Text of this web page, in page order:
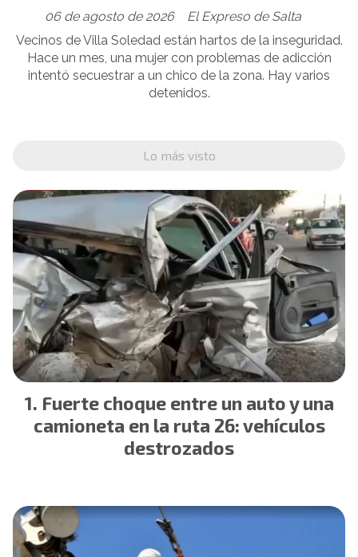
El Expreso de Salta
06 de agosto de 2026
Vecinos de Villa Soledad están hartos de la inseguridad.
Hace un mes, una mujer con problemas de adicción
intentó secuestrar a un chico de la zona. Hay varios
detenidos.
Lo más visto
Fuerte choque entre un auto y una
camioneta en la ruta 26: vehículos
destrozados